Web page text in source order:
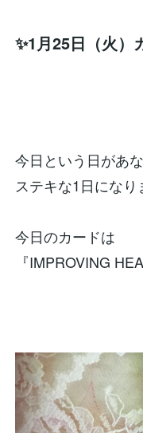
✨1月25日（火）
今日という日があ
ステキな1日にな
今日のカードは
『IMPROVING